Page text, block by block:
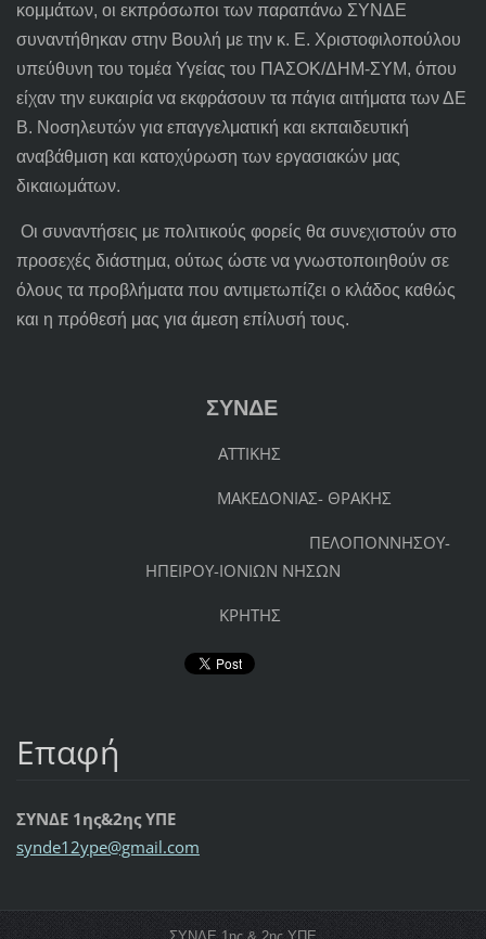
κομμάτων, οι εκπρόσωποι των παραπάνω ΣΥΝΔΕ
συναντήθηκαν στην Βουλή με την κ. Ε. Χριστοφιλοπούλου
υπεύθυνη του τομέα Υγείας του ΠΑΣΟΚ/ΔΗΜ-ΣΥΜ, όπου
είχαν την ευκαιρία να εκφράσουν τα πάγια αιτήματα των ΔΕ
Β. Νοσηλευτών για επαγγελματική και εκπαιδευτική
αναβάθμιση και κατοχύρωση των εργασιακών μας
δικαιωμάτων.
Οι συναντήσεις με πολιτικούς φορείς θα συνεχιστούν στο
προσεχές διάστημα, ούτως ώστε να γνωστοποιηθούν σε
όλους τα προβλήματα που αντιμετωπίζει ο κλάδος καθώς
και η πρόθεσή μας για άμεση επίλυσή τους.
ΣΥΝΔΕ
ΑΤΤΙΚΗΣ
ΜΑΚΕΔΟΝΙΑΣ- ΘΡΑΚΗΣ
ΠΕΛΟΠΟΝΝΗΣΟΥ-
ΗΠΕΙΡΟΥ-ΙΟΝΙΩΝ ΝΗΣΩΝ
ΚΡΗΤΗΣ
Επαφή
ΣΥΝΔΕ 1ης&2ης ΥΠΕ
synde12ype@gmail.com